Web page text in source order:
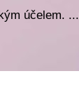
účelem.